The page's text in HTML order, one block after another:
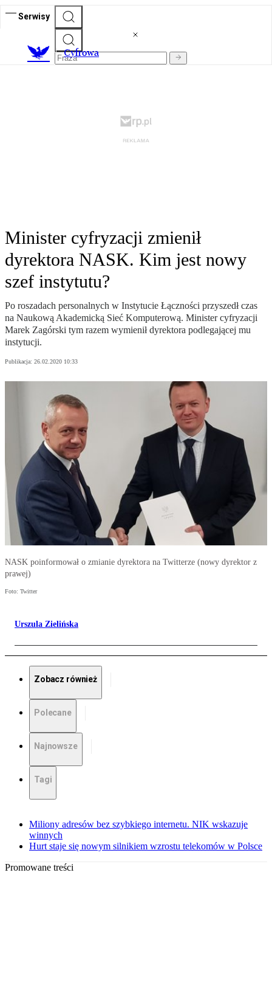
Serwisy
Cyfrowa
Minister cyfryzacji zmienił
dyrektora NASK. Kim jest nowy
szef instytutu?
Po roszadach personalnych w Instytucie Łączności przyszedł czas
na Naukową Akademicką Sieć Komputerową. Minister cyfryzacji
Marek Zagórski tym razem wymienił dyrektora podlegającej mu
instytucji.
Publikacja: 26.02.2020 10:33
NASK poinformował o zmianie dyrektora na Twitterze (nowy dyrektor z
prawej)
Foto: Twitter
Urszula Zielińska
Zobacz również
Polecane
Najnowsze
Tagi
Miliony adresów bez szybkiego internetu. NIK wskazuje
winnych
Hurt staje się nowym silnikiem wzrostu telekomów w Polsce
Promowane treści